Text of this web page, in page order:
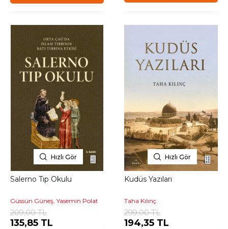
Hızlı Gör
Salerno Tıp Okulu
Güssün Güneş, Yasemin Polat
209,00 TL
135,85 TL
Hızlı Gör
Kudüs Yazıları
Taha Kılınç
299,00 TL
194,35 TL